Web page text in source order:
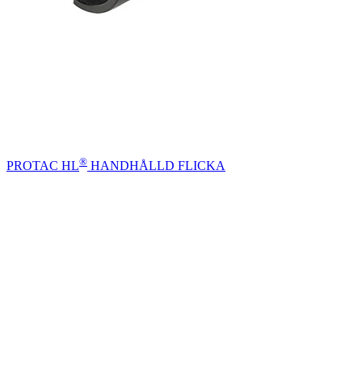
PROTAC HL® HANDHÅLLD FLICKA